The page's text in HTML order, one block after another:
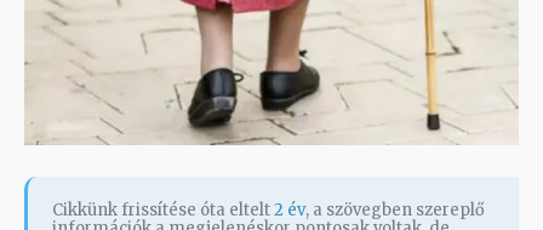
Cikkünk frissítése óta eltelt2 év, a szövegben szereplő